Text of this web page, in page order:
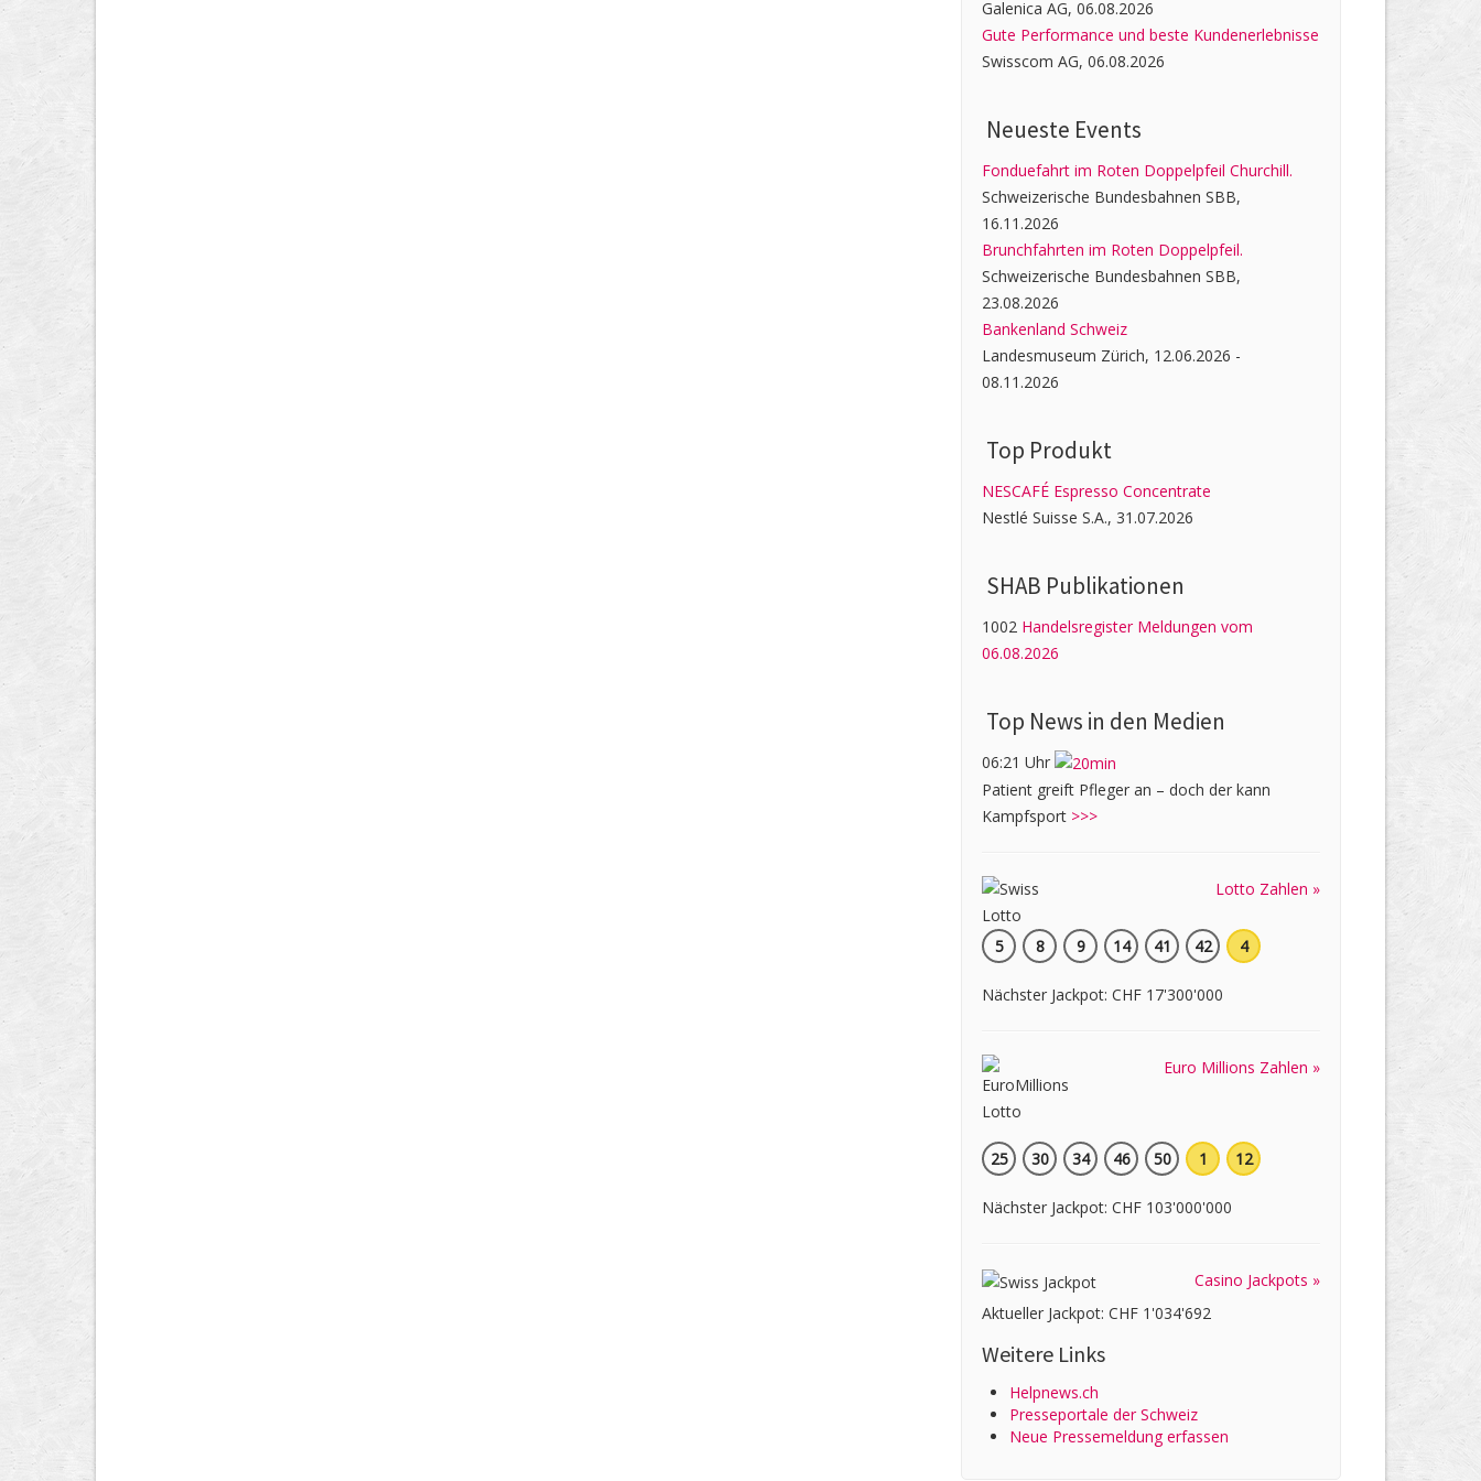
Galenica AG, 06.08.2026
Gute Performance und beste Kundenerlebnisse
Swisscom AG, 06.08.2026
Neueste Events
Fonduefahrt im Roten Doppelpfeil Churchill.
Schweizerische Bundesbahnen SBB,
16.11.2026
Brunchfahrten im Roten Doppelpfeil.
Schweizerische Bundesbahnen SBB,
23.08.2026
Bankenland Schweiz
Landesmuseum Zürich, 12.06.2026 -
08.11.2026
Top Produkt
NESCAFÉ Espresso Concentrate
Nestlé Suisse S.A., 31.07.2026
SHAB Publi­kati­onen
1002 Handelsregister Meldungen vom
06.08.2026
Top News in den Medien
06:21 Uhr
Patient greift Pfleger an – doch der kann
Kampfsport >>>
Lotto Zahlen »
5 8 9 14 41 42 4
Nächster Jackpot: CHF 17'300'000
Euro Millions Zahlen »
25 30 34 46 50 1 12
Nächster Jackpot: CHF 103'000'000
Casino Jackpots »
Aktueller Jackpot: CHF 1'034'692
Weitere Links
Helpnews.ch
Presseportale der Schweiz
Neue Pressemeldung erfassen